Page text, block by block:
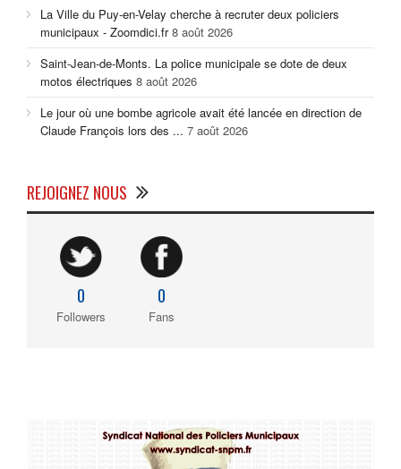
La Ville du Puy-en-Velay cherche à recruter deux policiers
municipaux - Zoomdici.fr 8 août 2026
Saint-Jean-de-Monts. La police municipale se dote de deux
motos électriques 8 août 2026
Le jour où une bombe agricole avait été lancée en direction de
Claude François lors des ... 7 août 2026
REJOIGNEZ NOUS
0
Followers
0
Fans